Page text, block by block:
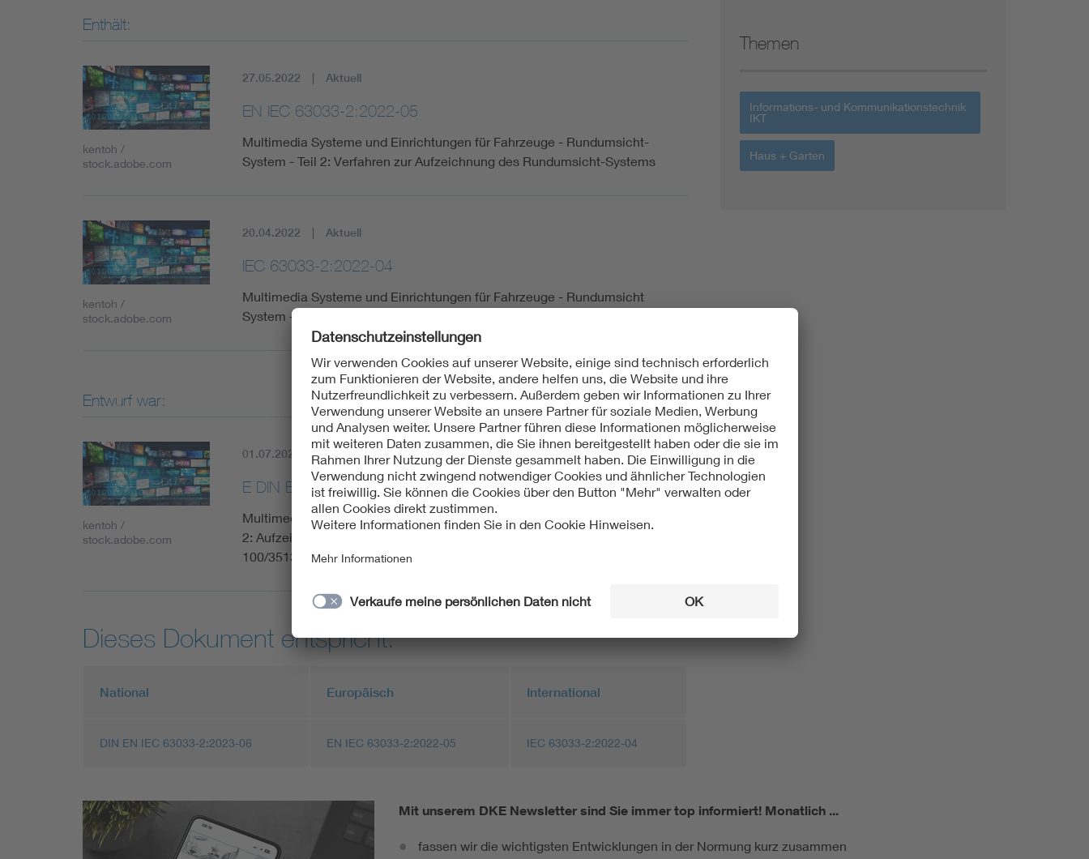
Enthält:
kentoh /
stock.adobe.com
27.05.2022 Aktuell
EN IEC 63033-2:2022-05
Multimedia Systeme und Einrichtungen für Fahrzeuge - Rundumsicht-
System - Teil 2: Verfahren zur Aufzeichnung des Rundumsicht-Systems
kentoh /
stock.adobe.com
20.04.2022 Aktuell
IEC 63033-2:2022-04
Multimedia Systeme und Einrichtungen für Fahrzeuge - Rundumsicht
System - Teil 2: Verfahren zur Aufzeichnung des Rundumsicht Systems
Entwurf war:
kentoh /
stock.adobe.com
01.07.2021 Historisch
E DIN EN IEC 63033-2:2021-07
Multimediasysteme und -geräte für Fahrzeuge - Surround-Sichtsystem - Teil
2: Aufzeichnungsverfahren des Surround-Sichtsystems (IEC
100/3513/CD:2020); Text Englisch
Dieses Dokument entspricht:
National Europäisch International
DIN EN IEC 63033-2:2023-06 EN IEC 63033-2:2022-05 IEC 63033-2:2022-04
Themen
Informations- und Kommunikationstechnik
IKT
Haus + Garten
Mit unserem DKE Newsletter sind Sie immer top informiert! Monatlich ...
fassen wir die wichtigsten Entwicklungen in der Normung kurz zusammen